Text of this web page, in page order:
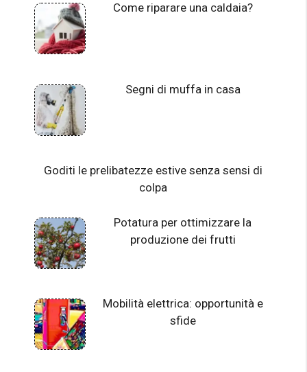
Come riparare una caldaia?
Segni di muffa in casa
Goditi le prelibatezze estive senza sensi di
colpa
Potatura per ottimizzare la
produzione dei frutti
Mobilità elettrica: opportunità e
sfide